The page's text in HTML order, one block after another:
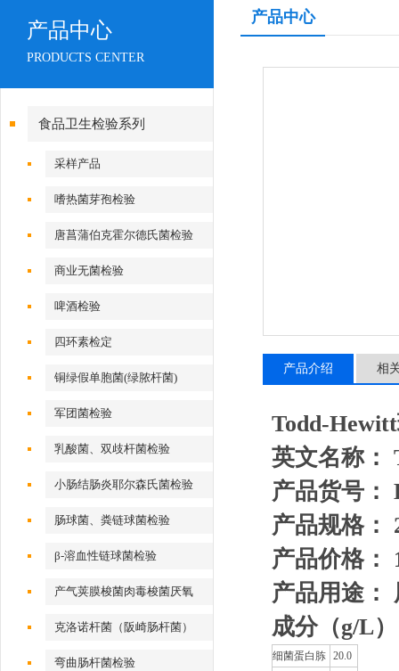
产品中心
PRODUCTS CENTER
食品卫生检验系列
采样产品
嗜热菌芽孢检验
唐菖蒲伯克霍尔德氏菌检验
商业无菌检验
啤酒检验
四环素检定
铜绿假单胞菌(绿脓杆菌)
军团菌检验
乳酸菌、双歧杆菌检验
小肠结肠炎耶尔森氏菌检验
肠球菌、粪链球菌检验
β-溶血性链球菌检验
产气荚膜梭菌肉毒梭菌厌氧
克洛诺杆菌（阪崎肠杆菌）
弯曲肠杆菌检验
产品中心
产品介绍 相
Todd-
英文名称：
产品货号：
产品规格：
产品价格：
产品用途：
成分（g/L）
细菌蛋白胨 20.0